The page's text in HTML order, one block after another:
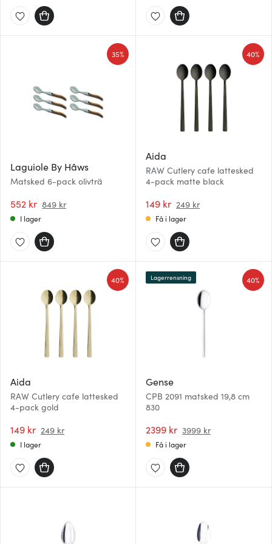
Laguiole By Hâws
Matsked 6-pack olivträ
552 kr 849 kr
35%
I lager
Aida
RAW Cutlery cafe lattesked
4-pack matte black
149 kr 249 kr
40%
Få i lager
Aida
RAW Cutlery cafe lattesked
4-pack gold
149 kr 249 kr
40%
I lager
Gense
CPB 2091 matsked 19,8 cm
830
2399 kr 3999 kr
40%
Lagerrensning
Få i lager